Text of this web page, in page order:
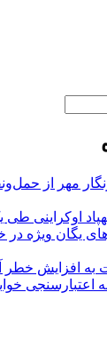
مهر از
یگان ویژه در
به افزایش
اعتبارسنجی